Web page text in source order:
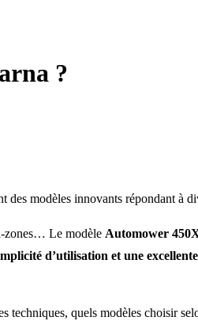
?
des modèles innovants répondant à
zones… Le modèle Automower
d’utilisation et une
techniques, quels modèles choisir